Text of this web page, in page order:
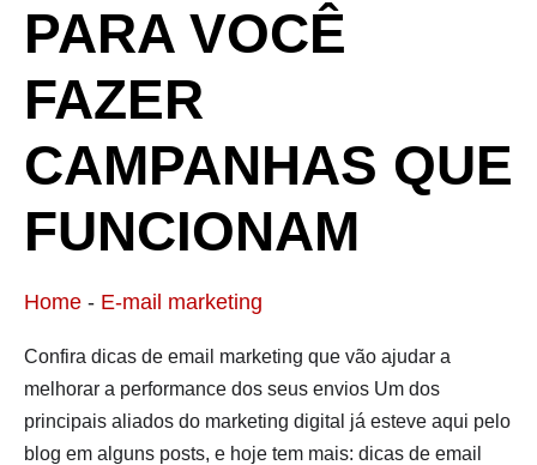
PARA VOCÊ
FAZER
CAMPANHAS QUE
FUNCIONAM
Home - E-mail marketing
Confira dicas de email marketing que vão ajudar a
melhorar a performance dos seus envios Um dos
principais aliados do marketing digital já esteve aqui pelo
blog em alguns posts, e hoje tem mais: dicas de email